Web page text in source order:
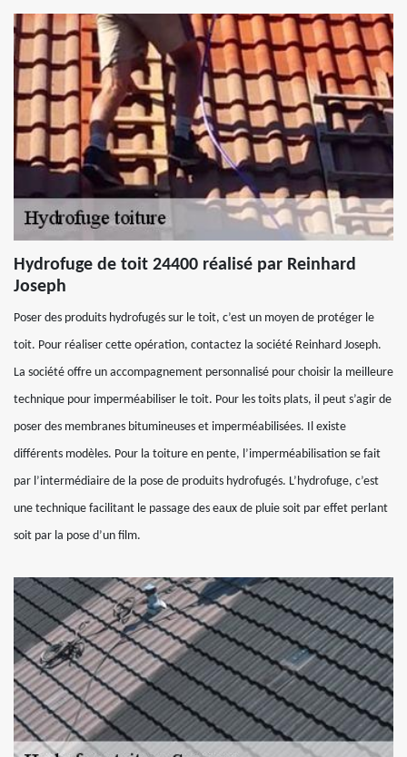
Hydrofuge de toit 24400 réalisé par Reinhard
Joseph
Poser des produits hydrofugés sur le toit, c’est un moyen de protéger le
toit. Pour réaliser cette opération, contactez la société Reinhard Joseph.
La société offre un accompagnement personnalisé pour choisir la meilleure
technique pour imperméabiliser le toit. Pour les toits plats, il peut s’agir de
poser des membranes bitumineuses et imperméabilisées. Il existe
différents modèles. Pour la toiture en pente, l’imperméabilisation se fait
par l’intermédiaire de la pose de produits hydrofugés. L’hydrofuge, c’est
une technique facilitant le passage des eaux de pluie soit par effet perlant
soit par la pose d’un film.